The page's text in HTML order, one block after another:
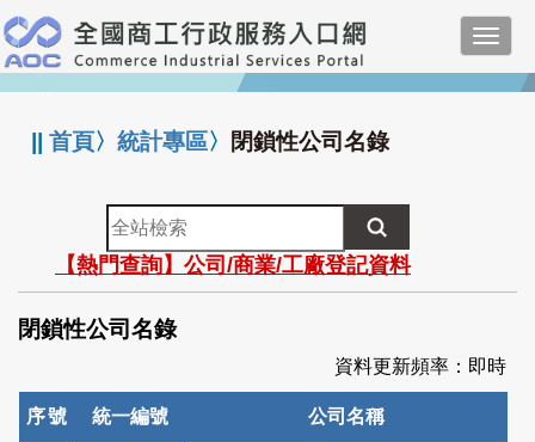
跳
到
主
要
:::
||首頁〉統計專區〉 閉鎖性公司名錄
全
站
檢
索
【熱門查詢】公司/商業/工廠登記資料
閉鎖性公司名錄
資料更新頻率：即時
序號 統一編號 公司名稱